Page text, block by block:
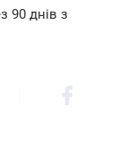
90 днів з